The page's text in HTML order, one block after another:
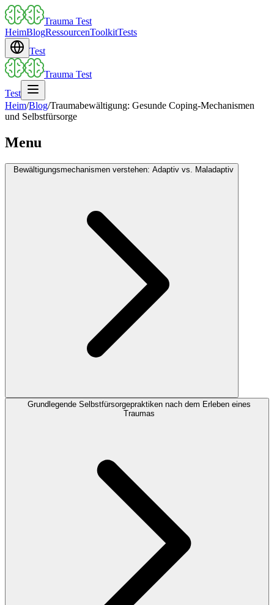
Trauma Test
HeimBlogRessourcenToolkitTests
Test
Trauma Test
Test
Heim/Blog/Traumabewältigung: Gesunde Coping-Mechanismen
und Selbstfürsorge
Menu
Bewältigungsmechanismen verstehen: Adaptiv vs. Maladaptiv
Grundlegende Selbstfürsorgepraktiken nach dem Erleben eines
Traumas